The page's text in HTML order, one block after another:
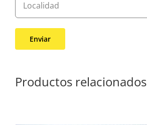
Productos relacionados